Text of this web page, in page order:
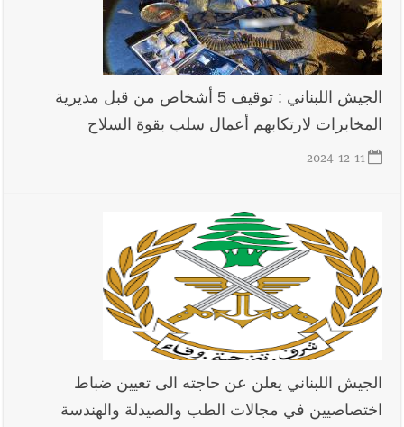
الجيش اللبناني : توقيف 5 أشخاص من قبل مديرية
المخابرات لارتكابهم أعمال سلب بقوة السلاح
2024-12-11
الجيش اللبناني يعلن عن حاجته الى تعيين ضباط
اختصاصيين في مجالات الطب والصيدلة والهندسة